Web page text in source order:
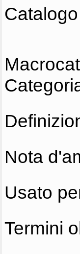
Nota
Usato
Termini